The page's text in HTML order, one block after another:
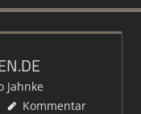
Jahnke
Kommentar